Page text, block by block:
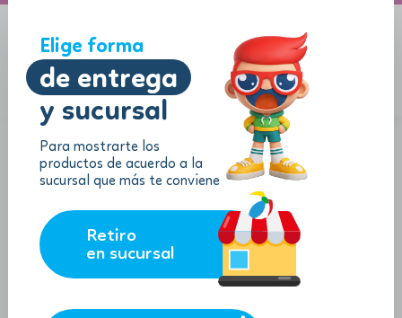
Elige forma
de entrega
y sucursal
Para mostrarte los
productos de acuerdo a la
sucursal que más te conviene
Retiro
en sucursal